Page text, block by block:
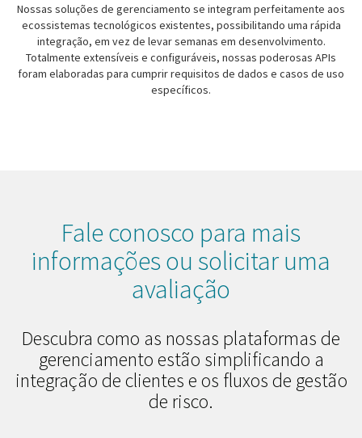
Nossas soluções de gerenciamento se integram perfeitamente aos
ecossistemas tecnológicos existentes, possibilitando uma rápida
integração, em vez de levar semanas em desenvolvimento.
Totalmente extensíveis e configuráveis, nossas poderosas APIs
foram elaboradas para cumprir requisitos de dados e casos de uso
específicos.
Fale conosco para mais
informações ou solicitar uma
avaliação
Descubra como as nossas plataformas de
gerenciamento estão simplificando a
integração de clientes e os fluxos de gestão
de risco.